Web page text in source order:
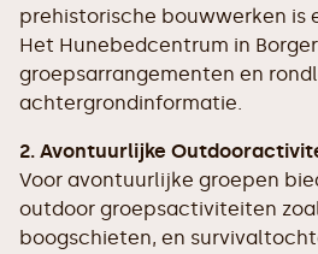
prehistorische bouwwerken is
Het Hunebedcentrum in
groepsarrangementen en
achtergrondinformatie.
2. Avontuurlijke
Voor avontuurlijke groepen
outdoor groepsactiviteiten
boogschieten, en